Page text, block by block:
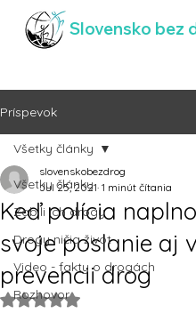
Slovensko bez
Príspevok
Všetky články
Zabili ich drogy
Drogy ničia život
Video - fakty o drogách
Rozhovor
Všetky články
Keď polícia
svoje poslanie aj v
prevencii drog
slovenskobezdrog
Jul 25, 2021 1 minút čítania
Hodnotenie NaN z 5